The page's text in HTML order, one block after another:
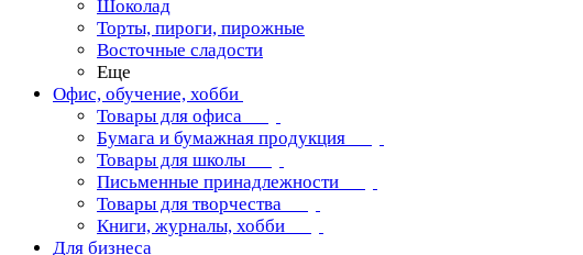
Шоколад
Торты, пироги, пирожные
Восточные сладости
Еще
Офис, обучение, хобби
Товары для офиса
Бумага и бумажная продукция
Товары для школы
Письменные принадлежности
Товары для творчества
Книги, журналы, хобби
Для бизнеса